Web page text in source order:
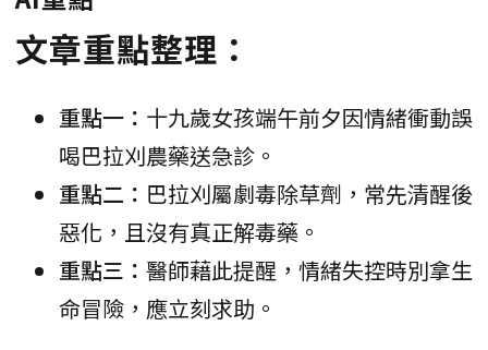
文章重點整理：
重點一： 十九歲女孩端午前夕因情緒衝動誤
喝巴拉刈農藥送急診。
重點二： 巴拉刈屬劇毒除草劑，常先清醒後
惡化，且沒有真正解毒藥。
重點三： 醫師藉此提醒，情緒失控時別拿生
命冒險，應立刻求助。